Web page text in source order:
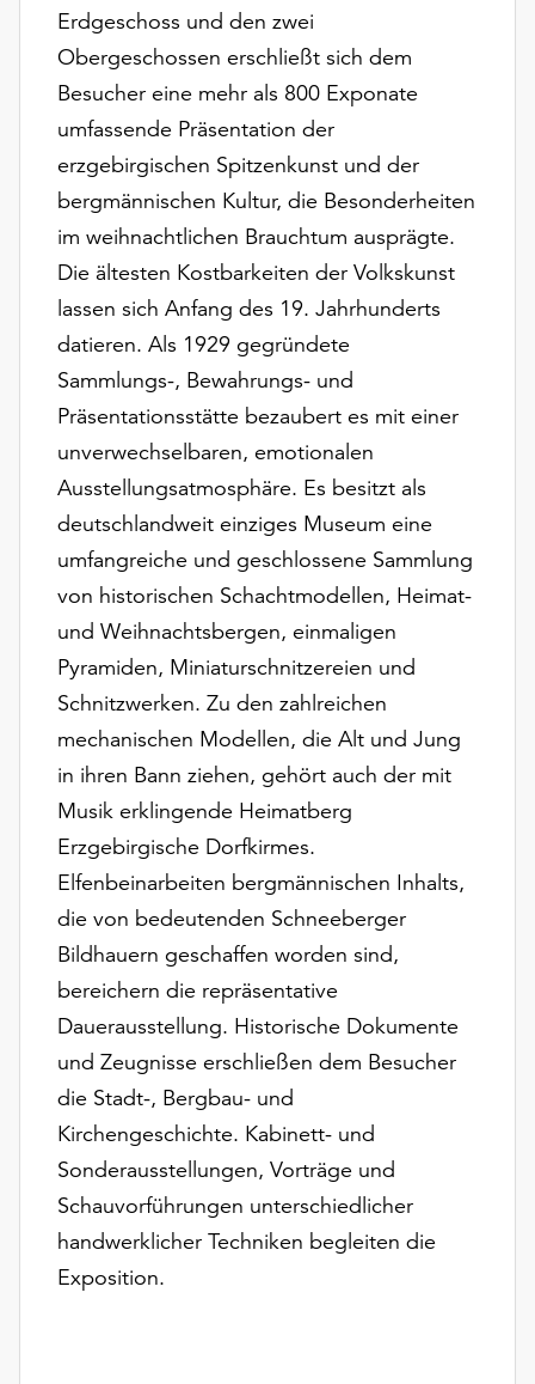
Verfügung.
Funktionale
Cookies
auch
ohne
Einverständnis
ausgeführt.
Möchten
verwendeten
anpassen,
erreichen
Einstellungen
über
Schaltfläche
„Auswählen“.
Weitere
Informationen
finden
unserer
Datenschutzerklärung
oder
dem
Impressum
Erdgeschoss und den zwei
Obergeschossen erschließt sich dem
Besucher eine mehr als 800 Exponate
umfassende Präsentation der
erzgebirgischen Spitzenkunst und der
bergmännischen Kultur, die Besonderheiten
im weihnachtlichen Brauchtum ausprägte.
Die ältesten Kostbarkeiten der Volkskunst
lassen sich Anfang des 19. Jahrhunderts
datieren. Als 1929 gegründete
Sammlungs-, Bewahrungs- und
Präsentationsstätte bezaubert es mit einer
unverwechselbaren, emotionalen
Ausstellungsatmosphäre. Es besitzt als
deutschlandweit einziges Museum eine
umfangreiche und geschlossene Sammlung
von historischen Schachtmodellen, Heimat-
und Weihnachtsbergen, einmaligen
Pyramiden, Miniaturschnitzereien und
Schnitzwerken. Zu den zahlreichen
mechanischen Modellen, die Alt und Jung
in ihren Bann ziehen, gehört auch der mit
Musik erklingende Heimatberg
Erzgebirgische Dorfkirmes.
Elfenbeinarbeiten bergmännischen Inhalts,
die von bedeutenden Schneeberger
Bildhauern geschaffen worden sind,
bereichern die repräsentative
Dauerausstellung. Historische Dokumente
und Zeugnisse erschließen dem Besucher
die Stadt-, Bergbau- und
Kirchengeschichte. Kabinett- und
Sonderausstellungen, Vorträge und
Schauvorführungen unterschiedlicher
handwerklicher Techniken begleiten die
Exposition.